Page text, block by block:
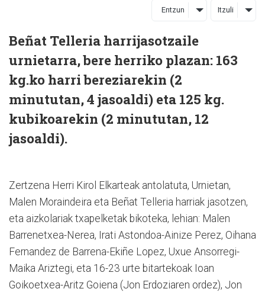
Entzun Itzuli
Beñat Telleria harrijasotzaile
urnietarra, bere herriko plazan: 163
kg.ko harri bereziarekin (2
minututan, 4 jasoaldi) eta 125 kg.
kubikoarekin (2 minututan, 12
jasoaldi).
Zertzena Herri Kirol Elkarteak antolatuta, Urnietan,
Malen Moraindeira eta Beñat Telleria harriak jasotzen,
eta aizkolariak txapelketak bikoteka, lehian: Malen
Barrenetxea-Nerea, Irati Astondoa-Ainize Perez, Oihana
Fernandez de Barrena-Ekiñe Lopez, Uxue Ansorregi-
Maika Ariztegi, eta 16-23 urte bitartekoak Ioan
Goikoetxea-Aritz Goiena (Jon Erdoziaren ordez), Jon